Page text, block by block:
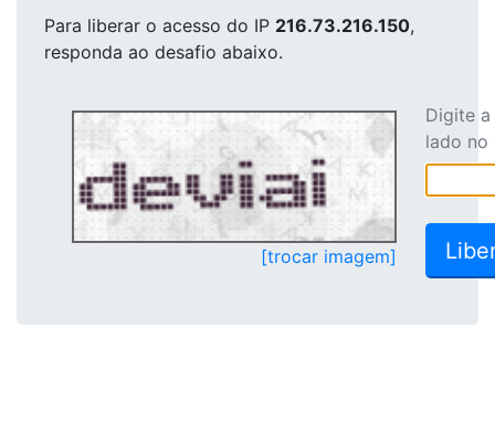
Para liberar o acesso do IP 216.73.216.150,
responda ao desafio abaixo.
[trocar imagem]
Digite
lado no